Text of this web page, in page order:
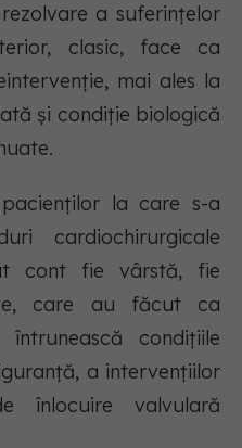
a suferințelor
clasic, face ca
mai ales la
și condiție biologică
la care s-a
cardiochirurgicale
cont fie vârstă, fie
care au făcut ca
condițiile
a intervențiilor
înlocuire valvulară